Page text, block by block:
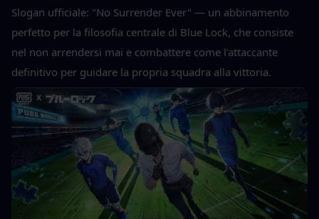
Slogan ufficiale: "No Surrender Ever" — un abbinamento
perfetto per la filosofia centrale di Blue Lock, che consiste
nel non arrendersi mai e combattere come l'attaccante
definitivo per guidare la propria squadra alla vittoria.